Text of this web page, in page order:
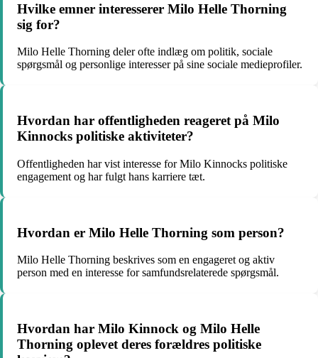
Hvilke emner interesserer Milo Helle Thorning
sig for?
Milo Helle Thorning deler ofte indlæg om politik, sociale
spørgsmål og personlige interesser på sine sociale medieprofiler.
Hvordan har offentligheden reageret på Milo
Kinnocks politiske aktiviteter?
Offentligheden har vist interesse for Milo Kinnocks politiske
engagement og har fulgt hans karriere tæt.
Hvordan er Milo Helle Thorning som person?
Milo Helle Thorning beskrives som en engageret og aktiv
person med en interesse for samfundsrelaterede spørgsmål.
Hvordan har Milo Kinnock og Milo Helle
Thorning oplevet deres forældres politiske